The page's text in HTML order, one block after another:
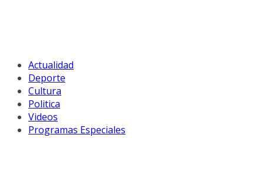
Actualidad
Deporte
Cultura
Politica
Videos
Programas Especiales